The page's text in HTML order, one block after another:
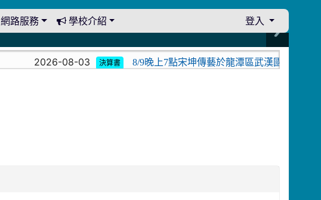
網路服務 學校介紹
登入
2026-08-03 決算書 8/9晚上7點宋坤傳藝於龍潭區武漢國小演出。